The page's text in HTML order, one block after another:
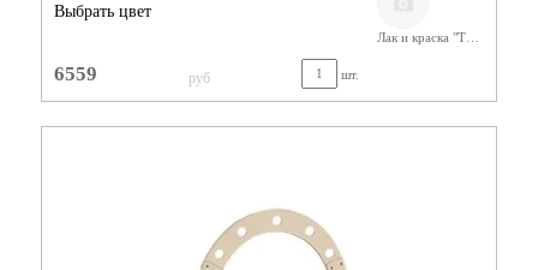
Выбрать цвет
Лак и краска "Тиккурила"
6559 руб шт.